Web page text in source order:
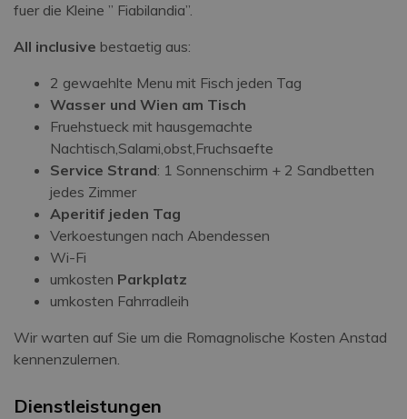
fuer die Kleine ” Fiabilandia”.
All inclusive bestaetig aus:
2 gewaehlte Menu mit Fisch jeden Tag
Wasser und Wien am Tisch
Fruehstueck mit hausgemachte
Nachtisch,Salami,obst,Fruchsaefte
Service Strand: 1 Sonnenschirm + 2 Sandbetten
jedes Zimmer
Aperitif jeden Tag
Verkoestungen nach Abendessen
Wi-Fi
umkosten Parkplatz
umkosten Fahrradleih
Wir warten auf Sie um die Romagnolische Kosten Anstad
kennenzulernen.
Dienstleistungen